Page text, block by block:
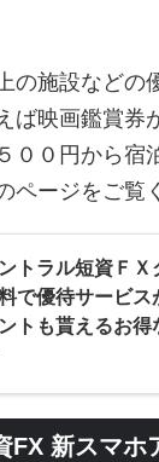
の施設などの
ば映画鑑賞券
００円から宿
ページをご覧
トラル短資ＦＸ
で優待サービス
トも貰えるお得
FX 新スマホ